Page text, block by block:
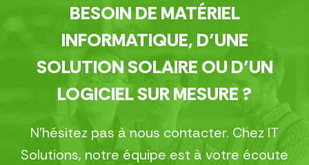
BESOIN DE MATÉRIEL
INFORMATIQUE, D’UNE
SOLUTION SOLAIRE OU D’UN
LOGICIEL SUR MESURE ?
N’hésitez pas à nous contacter. Chez IT
Solutions, notre équipe est à votre écoute